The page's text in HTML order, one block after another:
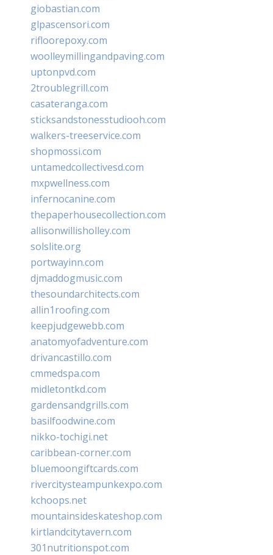
giobastian.com
glpascensori.com
rifloorepoxy.com
woolleymillingandpaving.com
uptonpvd.com
2troublegrill.com
casateranga.com
sticksandstonesstudiooh.com
walkers-treeservice.com
shopmossi.com
untamedcollectivesd.com
mxpwellness.com
infernocanine.com
thepaperhousecollection.com
allisonwillisholley.com
solslite.org
portwayinn.com
djmaddogmusic.com
thesoundarchitects.com
allin1roofing.com
keepjudgewebb.com
anatomyofadventure.com
drivancastillo.com
cmmedspa.com
midletontkd.com
gardensandgrills.com
basilfoodwine.com
nikko-tochigi.net
caribbean-corner.com
bluemoongiftcards.com
rivercitysteampunkexpo.com
kchoops.net
mountainsideskateshop.com
kirtlandcitytavern.com
301nutritionspot.com